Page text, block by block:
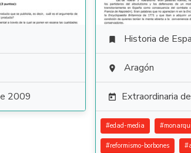
2009
 Historia de
 Aragón
 Extraordinaria
#edad-media #
#reformismo-borbones #